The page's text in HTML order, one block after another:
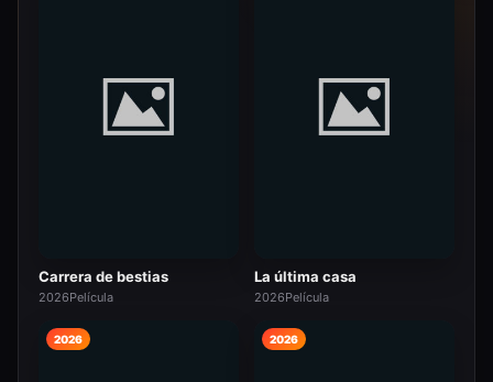
Carrera de bestias
2026Película
La última casa
2026Película
2026 2026